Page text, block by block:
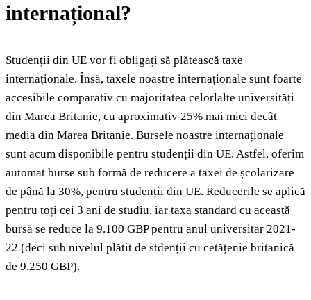
internațional?
Studenții din UE vor fi obligați să plătească taxe
internaționale. Însă, taxele noastre internaționale sunt foarte
accesibile comparativ cu majoritatea celorlalte universități
din Marea Britanie, cu aproximativ 25% mai mici decât
media din Marea Britanie. Bursele noastre internaționale
sunt acum disponibile pentru studenții din UE. Astfel, oferim
automat burse sub formă de reducere a taxei de școlarizare
de până la 30%, pentru studenții din UE. Reducerile se aplică
pentru toți cei 3 ani de studiu, iar taxa standard cu această
bursă se reduce la 9.100 GBP pentru anul universitar 2021-
22 (deci sub nivelul plătit de stdenții cu cetățenie britanică
de 9.250 GBP).